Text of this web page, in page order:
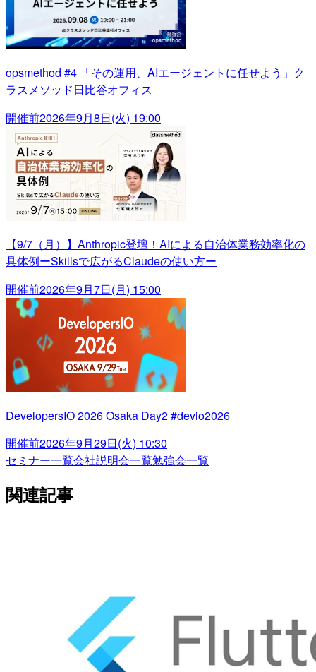
opsmethod #4 「その運用、AIエージェントに任せよう」ク
ラスメソッド日比谷オフィス
開催前2026年9月8日(火) 19:00
【9/7（月）】Anthropic登壇！AIによる自治体業務効率化の
具体例ーSkillsで広がるClaudeの使い方ー
開催前2026年9月7日(月) 15:00
DevelopersIO 2026 Osaka Day2 #devio2026
開催前2026年9月29日(火) 10:30
セミナー一覧会社説明会一覧勉強会一覧
関連記事